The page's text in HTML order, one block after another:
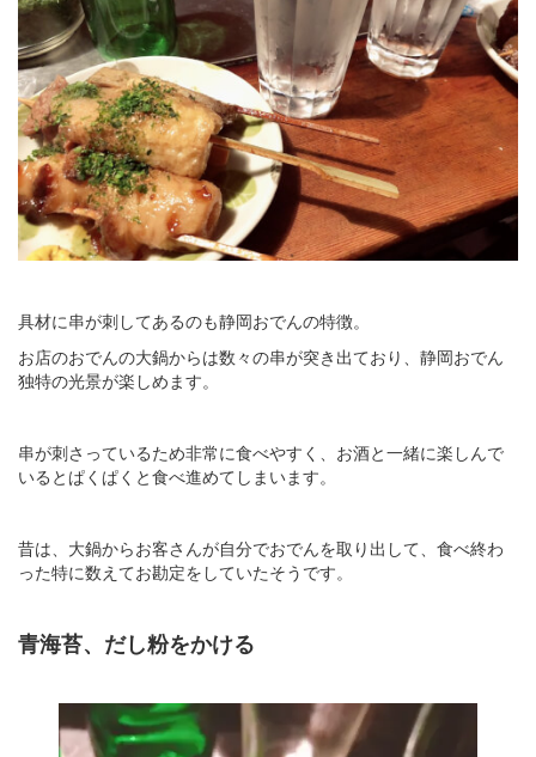
具材に串が刺してあるのも静岡おでんの特徴。
お店のおでんの大鍋からは数々の串が突き出ており、静岡おでん
独特の光景が楽しめます。
串が刺さっているため非常に食べやすく、お酒と一緒に楽しんで
いるとぱくぱくと食べ進めてしまいます。
昔は、大鍋からお客さんが自分でおでんを取り出して、食べ終わ
った特に数えてお勘定をしていたそうです。
青海苔、だし粉をかける